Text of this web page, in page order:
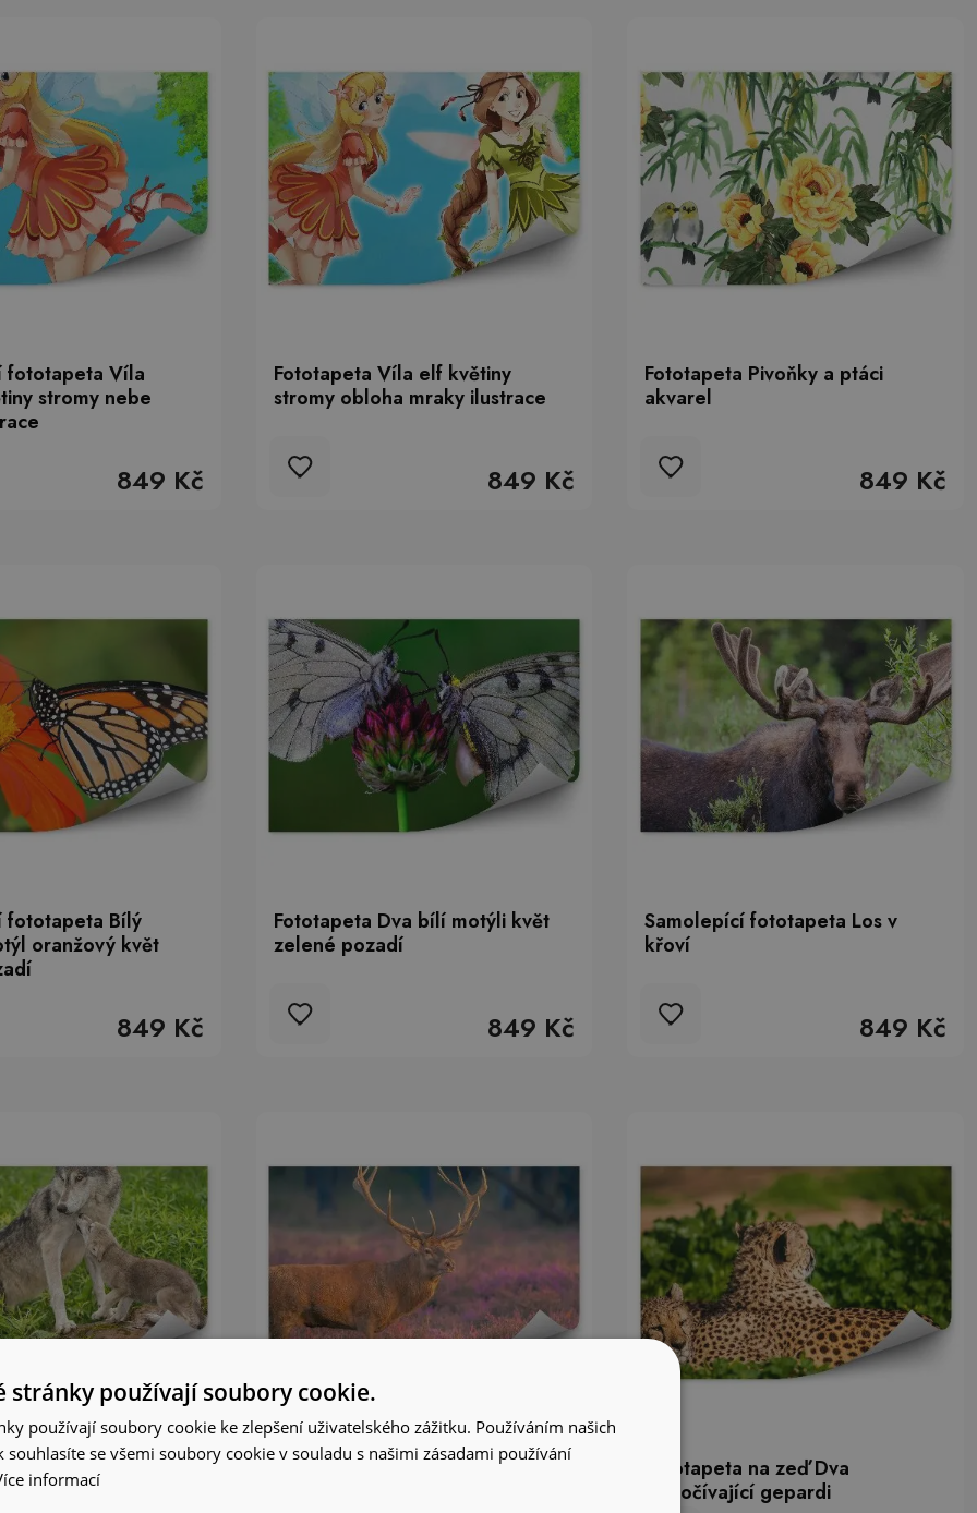
fototapeta Víla
stromy nebe
849 Kč
Fototapeta Víla elf květiny
stromy obloha mraky ilustrace
849 Kč
Fototapeta Pivoňky a ptáci
akvarel
849 Kč
fototapeta Bílý
oranžový květ
849 Kč
Fototapeta Dva bílí motýli květ
zelené pozadí
849 Kč
Samolepící fototapeta Los v
křoví
849 Kč
zeď Malý vlk skála
Fototapeta na zeď Samec jelena
Fototapeta na zeď Dva
odpočívající gepardi
stránky používají soubory cookie.
používají soubory cookie ke zlepšení uživatelského zážitku. Používáním našich
souhlasíte se všemi soubory cookie v souladu s našimi zásadami používání
informací